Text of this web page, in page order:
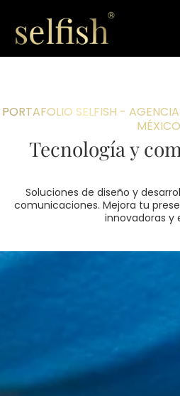
PORTAFOLIO SELFISH -
MÉXICO
Tecnología y
Soluciones de diseño y
comunicaciones. Mejora tu
innovadoras y